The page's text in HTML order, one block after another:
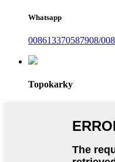
Whatsapp
008613370587908/
Topokarky